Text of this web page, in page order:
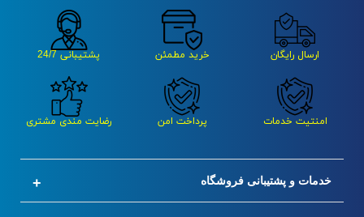
ارسال رایگان خرید مطمئن پشتیبانی 24/7
امنتیت خدمات پرداخت امن رضایت مندی مشتری
خدمات و پشتیبانی فروشگاه